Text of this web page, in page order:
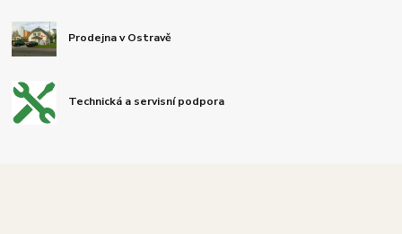
Prodejna v Ostravě
Technická a servisní podpora